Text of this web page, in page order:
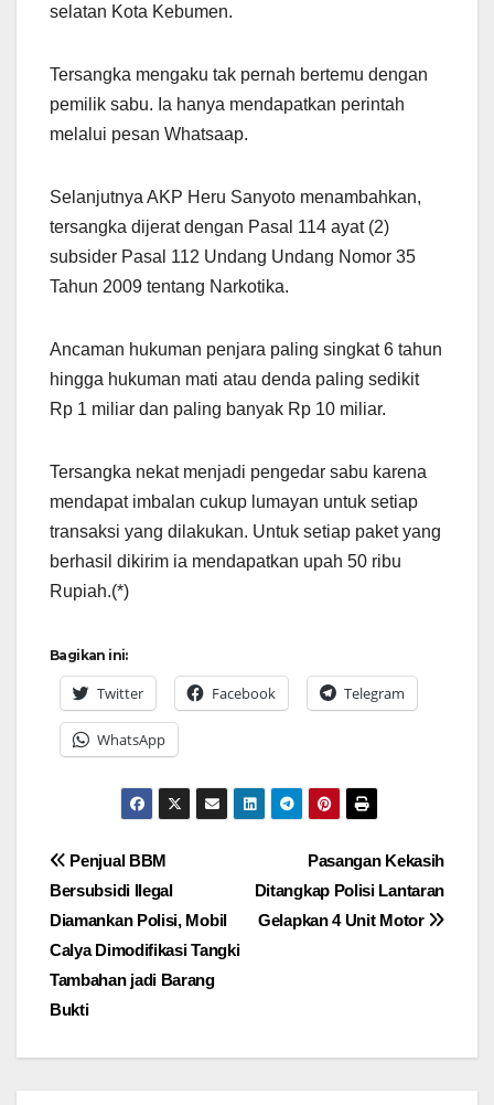
selatan Kota Kebumen.
Tersangka mengaku tak pernah bertemu dengan
pemilik sabu. Ia hanya mendapatkan perintah
melalui pesan Whatsaap.
Selanjutnya AKP Heru Sanyoto menambahkan,
tersangka dijerat dengan Pasal 114 ayat (2)
subsider Pasal 112 Undang Undang Nomor 35
Tahun 2009 tentang Narkotika.
Ancaman hukuman penjara paling singkat 6 tahun
hingga hukuman mati atau denda paling sedikit
Rp 1 miliar dan paling banyak Rp 10 miliar.
Tersangka nekat menjadi pengedar sabu karena
mendapat imbalan cukup lumayan untuk setiap
transaksi yang dilakukan. Untuk setiap paket yang
berhasil dikirim ia mendapatkan upah 50 ribu
Rupiah.(*)
Bagikan ini:
Twitter Facebook Telegram
WhatsApp
Navigasi
pos
Pasangan Kekasih
Ditangkap Polisi Lantaran
Gelapkan 4 Unit Motor
Penjual BBM
Bersubsidi Ilegal
Diamankan Polisi, Mobil
Calya Dimodifikasi Tangki
Tambahan jadi Barang
Bukti